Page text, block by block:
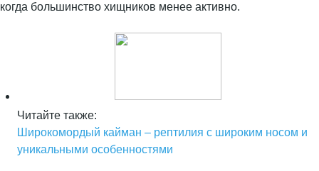
когда большинство хищников менее активно.
Читайте также:
Широкомордый кайман – рептилия с широким носом и
уникальными особенностями